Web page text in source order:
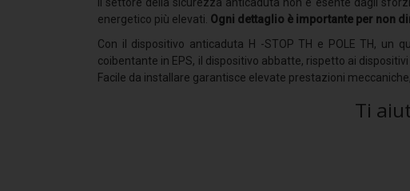
energetico più elevati. Ogni dettaglio è importante per non
Con il dispositivo anticaduta H -STOP TH e POLE TH, un
coibentante in EPS, il dispositivo abbatte, rispetto ai
Facile da installare garantisce elevate prestazioni
Ti